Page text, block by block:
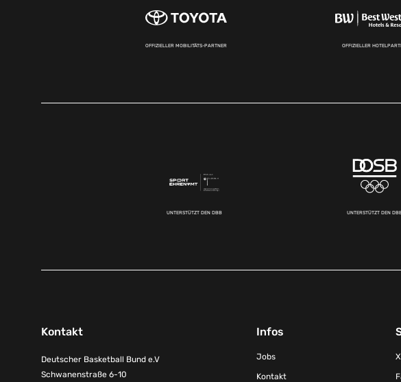
OFFIZIELLER MOBILITÄTS-PARTNER OFFIZIELLER
UNTERSTÜTZT DEN DBB UNTERSTÜTZT DEN
Kontakt
Deutscher Basketball Bund e.V
Schwanenstraße 6-10
Infos
Jobs
Kontakt